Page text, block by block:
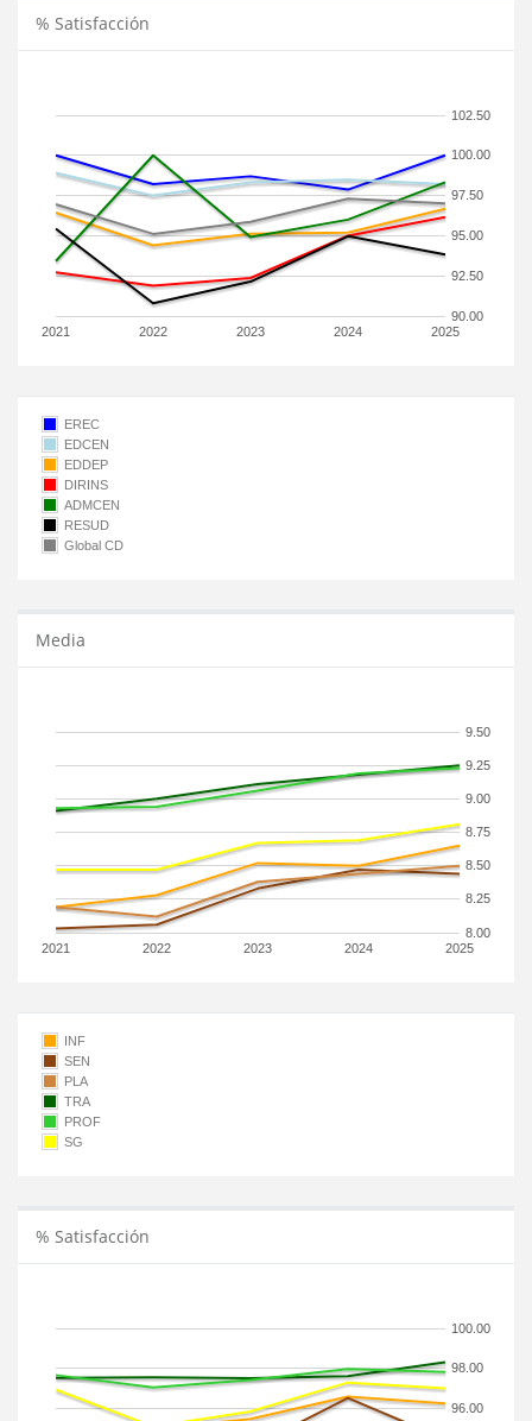
% Satisfacción
2021 2022 2023 2024 2025
90.00
92.50
95.00
97.50
100.00
102.50
EREC
EDCEN
EDDEP
DIRINS
ADMCEN
RESUD
Global CD
Media
2021 2022 2023 2024 2025
8.00
8.25
8.50
8.75
9.00
9.25
9.50
INF
SEN
PLA
TRA
PROF
SG
% Satisfacción
96.00
98.00
100.00